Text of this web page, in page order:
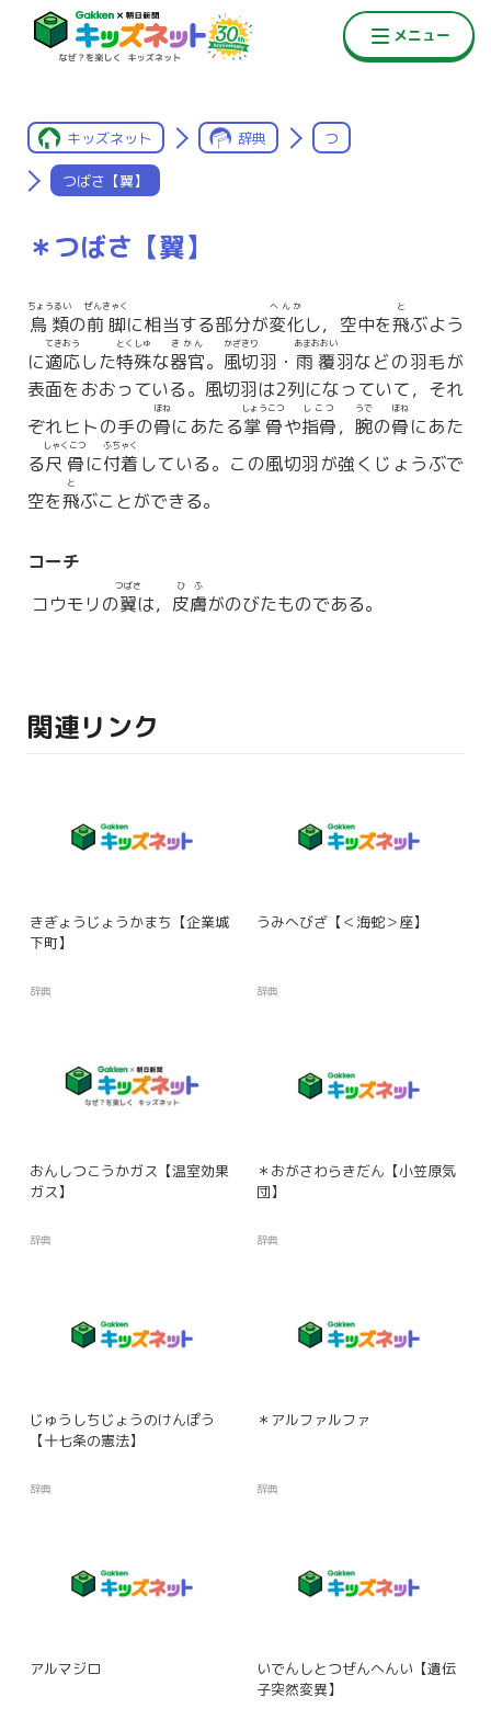
キッズネット 辞典 つ
つばさ【翼】
＊つばさ【翼】
鳥類
ちょうるい
の前脚
ぜんきゃく
に相当する部分が変化
へんか
し，空中を飛
と
ぶよう
に適応
てきおう
した特殊
とくしゅ
な器官
きかん
。 風切
かざきり
羽・ 雨覆
あまおおい
羽などの羽毛が
表面をおおっている。風切羽は2列になっていて，それ
ぞれヒトの手の骨
ほね
にあたる掌骨
しょうこつ
や指骨
しこつ
， 腕
うで
の骨
ほね
にあた
る尺骨
しゃくこつ
に付着
ふちゃく
している。この風切羽が強くじょうぶで
空を飛
と
ぶことができる。
コーチ
コウモリの翼
つばさ
は， 皮膚
ひふ
がのびたものである。
関連リンク
きぎょうじょうかまち【企業城
下町】
辞典
うみへびざ【＜海蛇＞座】
辞典
おんしつこうかガス【温室効果
ガス】
辞典
＊おがさわらきだん【小笠原気
団】
辞典
じゅうしちじょうのけんぽう
【十七条の憲法】
辞典
＊アルファルファ
辞典
アルマジロ
いでんしとつぜんへんい【遺伝
子突然変異】